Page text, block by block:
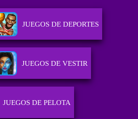
JUEGOS DE DEPORTES
JUEGOS DE VESTIR
JUEGOS DE PELOTA